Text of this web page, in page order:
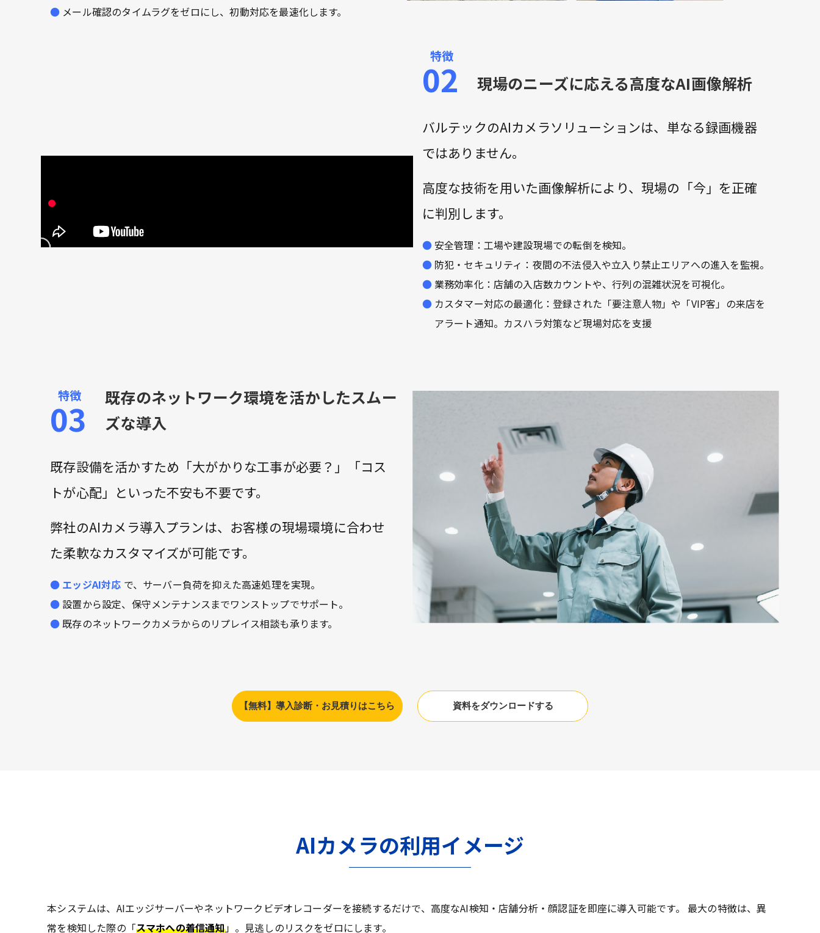
メール確認のタイムラグをゼロにし、初動対応を最速化します。
現場のニーズに応える高度なAI画像解析
バルテックのAIカメラソリューションは、単なる録画機器
ではありません。
高度な技術を用いた画像解析により、現場の「今」を正確
に判別します。
安全管理：工場や建設現場での転倒を検知。
防犯・セキュリティ：夜間の不法侵入や立入り禁止エリアへの進入を監視。
業務効率化：店舗の入店数カウントや、行列の混雑状況を可視化。
カスタマー対応の最適化：登録された「要注意人物」や「VIP客」の来店を
アラート通知。カスハラ対策など現場対応を支援
既存のネットワーク環境を活かしたスムー
ズな導入
既存設備を活かすため「大がかりな工事が必要？」「コス
トが心配」といった不安も不要です。
弊社のAIカメラ導入プランは、お客様の現場環境に合わせ
た柔軟なカスタマイズが可能です。
エッジAI対応 で、サーバー負荷を抑えた高速処理を実現。
設置から設定、保守メンテナンスまでワンストップでサポート。
既存のネットワークカメラからのリプレイス相談も承ります。
【無料】導入診断・お見積りはこちら 資料をダウンロードする
AIカメラの利用イメージ
本システムは、AIエッジサーバーやネットワークビデオレコーダーを接続するだけで、高度なAI検知・店舗分析・顔認証を即座に導入可能です。 最大の特徴は、異
常を検知した際の「スマホへの着信通知」。見逃しのリスクをゼロにします。